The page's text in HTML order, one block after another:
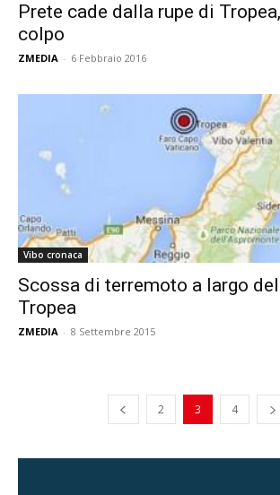
Prete cade dalla rupe di
colpo
ZMEDIA - 6 Febbraio 2016
Vibo cronaca
Scossa di terremoto a largo
Tropea
ZMEDIA - 8 Settembre 2015
2 3 4